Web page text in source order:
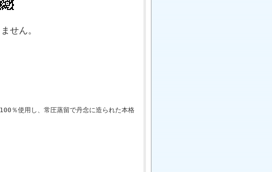
せん。
％使用し、常圧蒸留で丹念に造られた本格